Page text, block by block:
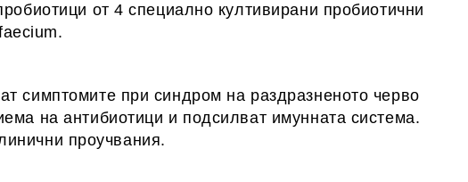
от 4 специално култивирани пробиотични
симптомите при синдром на раздразненото черво
на антибиотици и подсилват имунната система.
проучвания.